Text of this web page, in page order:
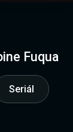
Fuqua
Seriál